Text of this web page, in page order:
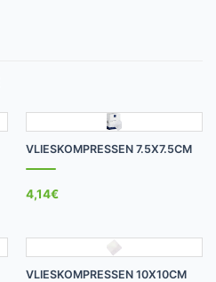
VLIESKOMPRESSEN 7.5X7.5CM
4,14€
VLIESKOMPRESSEN 10X10CM